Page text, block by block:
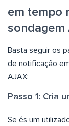
em tempo
sondagem
Basta seguir os
de notificação
AJAX:
Passo 1: Cria
Se és um